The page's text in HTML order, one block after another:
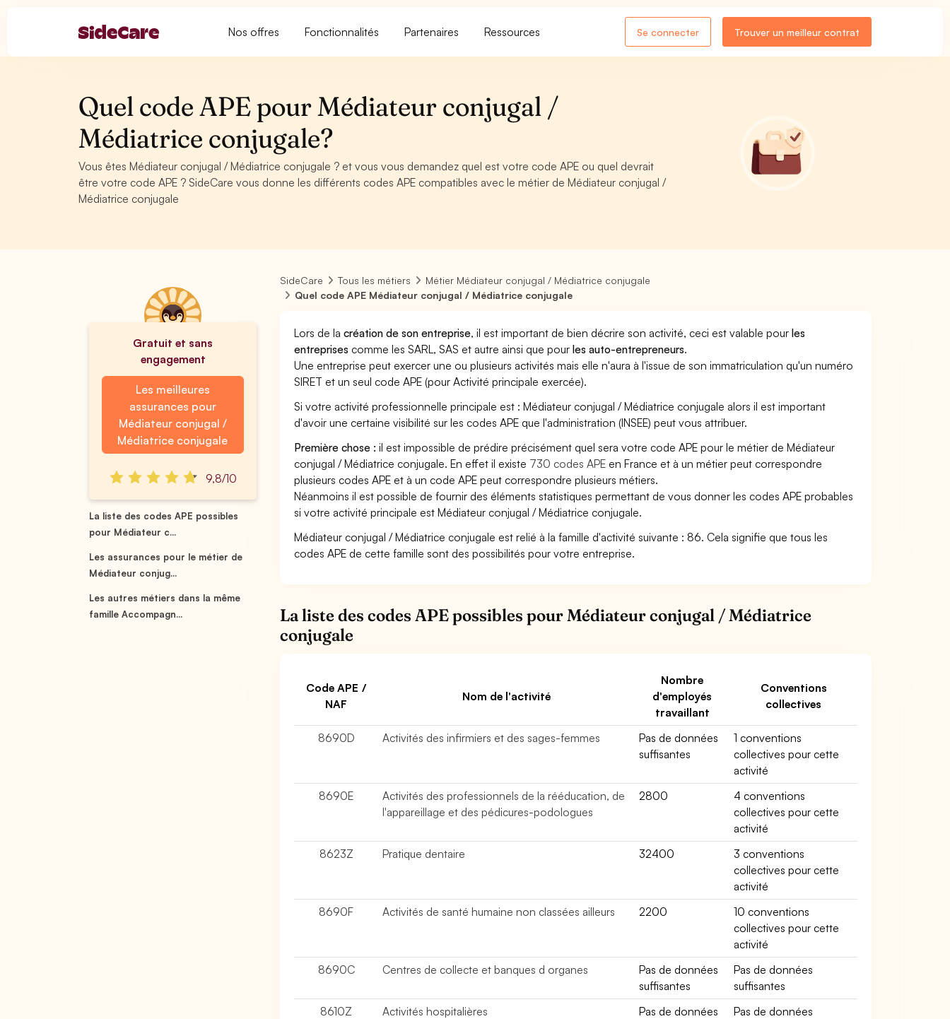
Nos offres Fonctionnalités Partenaires Ressources Se connecter Trouver un meilleur contrat
Quel code APE pour Médiateur conjugal /
Médiatrice conjugale?
Vous êtes Médiateur conjugal / Médiatrice conjugale ? et vous vous demandez quel est votre code APE ou quel devrait
être votre code APE ? SideCare vous donne les différents codes APE compatibles avec le métier de Médiateur conjugal /
Médiatrice conjugale
Gratuit et sans
engagement
Les meilleures
assurances pour
Médiateur conjugal /
Médiatrice conjugale
9,8/10
La liste des codes APE possibles
pour Médiateur c...
Les assurances pour le métier de
Médiateur conjug...
Les autres métiers dans la même
famille Accompagn...
SideCare Tous les métiers
Métier Médiateur conjugal / Médiatrice conjugale
Quel code APE Médiateur conjugal / Médiatrice conjugale
Lors de lacréation de son entreprise, il est important de bien décrire son activité, ceci est valable pourles
entreprises comme les SARL, SAS et autre ainsi que pourles auto-entrepreneurs.
Une entreprise peut exercer une ou plusieurs activités mais elle n'aura à l'issue de son immatriculation qu'un numéro
SIRET et un seul code APE (pour Activité principale exercée).
Si votre activité professionnelle principale est : Médiateur conjugal / Médiatrice conjugale alors il est important
d'avoir une certaine visibilité sur les codes APE que l'administration (INSEE) peut vous attribuer.
Première chose : il est impossible de prédire précisément quel sera votre code APE pour le métier de Médiateur
conjugal / Médiatrice conjugale. En effet il existe 730 codes APE en France et à un métier peut correspondre
plusieurs codes APE et à un code APE peut correspondre plusieurs métiers.
Néanmoins il est possible de fournir des éléments statistiques permettant de vous donner les codes APE probables
si votre activité principale est Médiateur conjugal / Médiatrice conjugale.
Médiateur conjugal / Médiatrice conjugale est relié à la famille d'activité suivante : 86. Cela signifie que tous les
codes APE de cette famille sont des possibilités pour votre entreprise.
La liste des codes APE possibles pour Médiateur conjugal / Médiatrice
conjugale
Code APE /
NAF
Nom de l'activité
Nombre
d'employés
travaillant
Conventions
collectives
8690D Activités des infirmiers et des sages-femmes
Pas de données
suffisantes
1 conventions
collectives pour cette
activité
8690E
Activités des professionnels de la rééducation, de
l'appareillage et des pédicures-podologues
2800
4 conventions
collectives pour cette
activité
8623Z
Pratique dentaire 32400
3 conventions
collectives pour cette
activité
8690F
Activités de santé humaine non classées ailleurs 2200
10 conventions
collectives pour cette
activité
8690C
Centres de collecte et banques d organes
Pas de données
suffisantes
Pas de données
suffisantes
8610Z
Activités hospitalières
Pas de données
Pas de données